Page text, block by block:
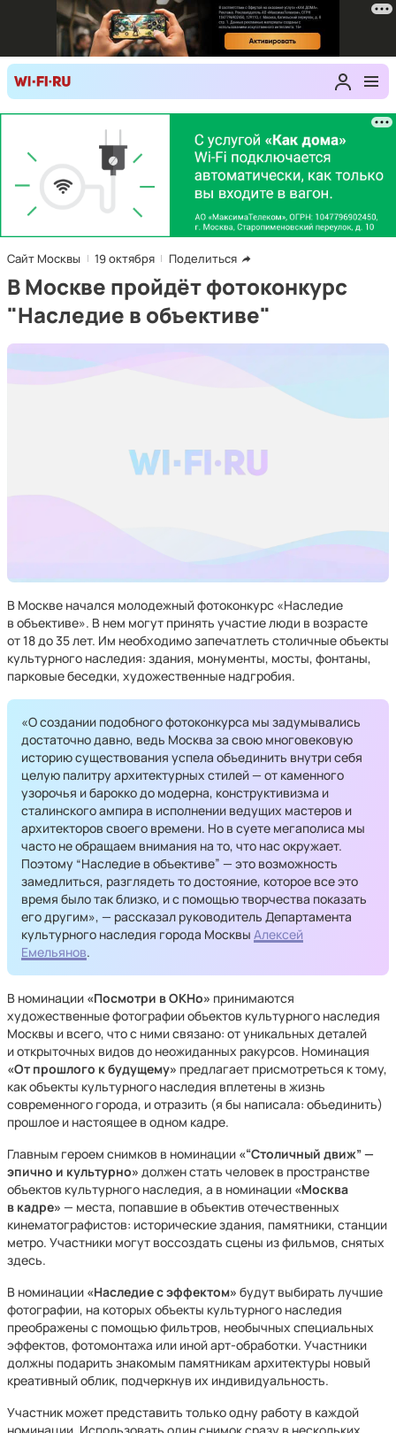
Сайт Москвы 19 октября Поделиться
В Москве пройдёт фотоконкурс
"Наследие в объективе"
В Москве начался молодежный фотоконкурс «Наследие
в объективе». В нем могут принять участие люди в возрасте
от 18 до 35 лет. Им необходимо запечатлеть столичные объекты
культурного наследия: здания, монументы, мосты, фонтаны,
парковые беседки, художественные надгробия.
«О создании подобного фотоконкурса мы задумывались
достаточно давно, ведь Москва за свою многовековую
историю существования успела объединить внутри себя
целую палитру архитектурных стилей — от каменного
узорочья и барокко до модерна, конструктивизма и
сталинского ампира в исполнении ведущих мастеров и
архитекторов своего времени. Но в суете мегаполиса мы
часто не обращаем внимания на то, что нас окружает.
Поэтому “Наследие в объективе” — это возможность
замедлиться, разглядеть то достояние, которое все это
время было так близко, и с помощью творчества показать
его другим», — рассказал руководитель Департамента
культурного наследия города Москвы Алексей
Емельянов.
В номинации «Посмотри в ОКНо» принимаются
художественные фотографии объектов культурного наследия
Москвы и всего, что с ними связано: от уникальных деталей
и открыточных видов до неожиданных ракурсов. Номинация
«От прошлого к будущему» предлагает присмотреться к тому,
как объекты культурного наследия вплетены в жизнь
современного города, и отразить (я бы написала: объединить)
прошлое и настоящее в одном кадре.
Главным героем снимков в номинации «“Столичный движ” —
эпично и культурно» должен стать человек в пространстве
объектов культурного наследия, а в номинации «Москва
в кадре» — места, попавшие в объектив отечественных
кинематографистов: исторические здания, памятники, станции
метро. Участники могут воссоздать сцены из фильмов, снятых
здесь.
В номинации «Наследие с эффектом» будут выбирать лучшие
фотографии, на которых объекты культурного наследия
преображены с помощью фильтров, необычных специальных
эффектов, фотомонтажа или иной арт-обработки. Участники
должны подарить знакомым памятникам архитектуры новый
креативный облик, подчеркнув их индивидуальность.
Участник может представить только одну работу в каждой